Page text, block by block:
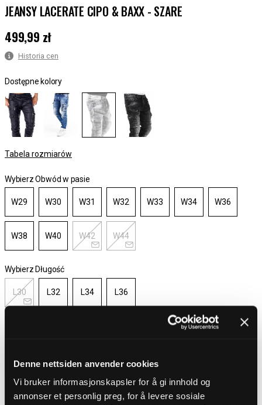
Denne nettsiden anvender cookies
Vi bruker informasjonskapsler for å gi innhold og
annonser et personlig preg, for å levere sosiale
JEANSY LACERATE CIPO & BAXX - SZARE
Cena :499,99 zł
499,99 zł
Historia cen
Dostępne kolory
Tabela rozmiarów
Wybierz Obwód w pasie
W29 W30 W31 W32 W33 W34 W36
W38 W40 W42 W44
Wybierz Długość
L30 L32 L34 L36
Darmowa wysyłka powyżej 450 zł
30-dniowy okres zwrotu
Dostawa 4-7 dni